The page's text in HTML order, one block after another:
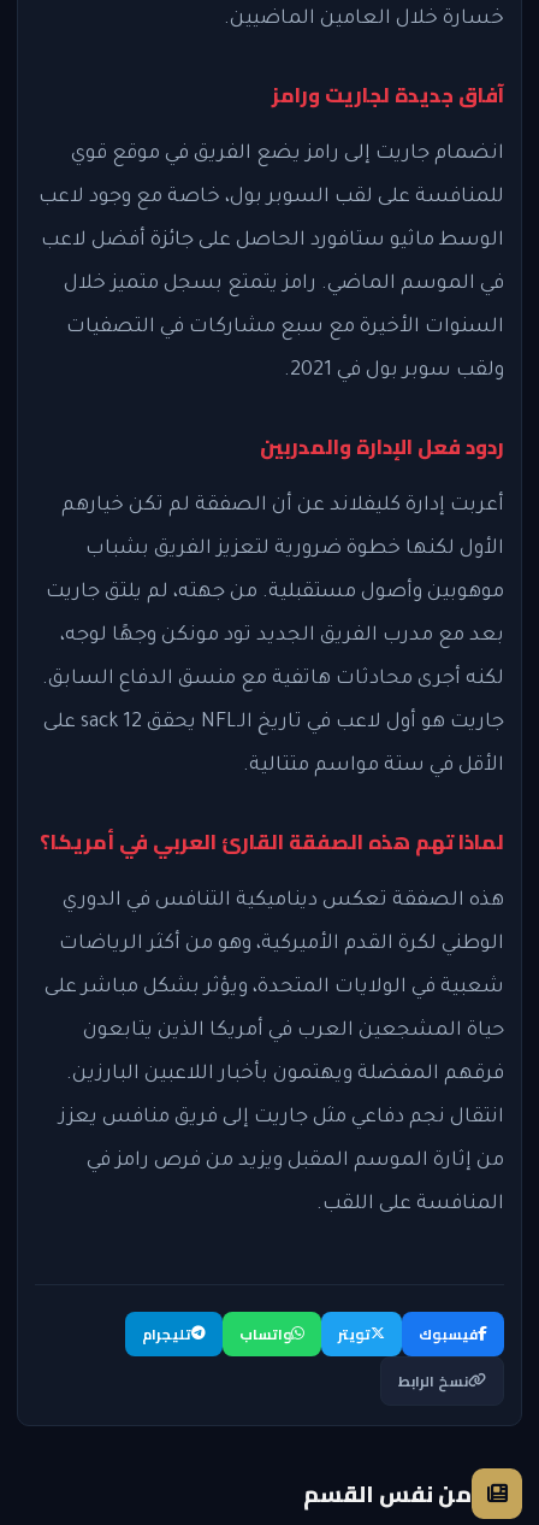
خسارة خلال العامين الماضيين.
آفاق جديدة لجاريت ورامز
انضمام جاريت إلى رامز يضع الفريق في موقع قوي
للمنافسة على لقب السوبر بول، خاصة مع وجود لاعب
الوسط ماثيو ستافورد الحاصل على جائزة أفضل لاعب
في الموسم الماضي. رامز يتمتع بسجل متميز خلال
السنوات الأخيرة مع سبع مشاركات في التصفيات
ولقب سوبر بول في 2021.
ردود فعل الإدارة والمدربين
أعربت إدارة كليفلاند عن أن الصفقة لم تكن خيارهم
الأول لكنها خطوة ضرورية لتعزيز الفريق بشباب
موهوبين وأصول مستقبلية. من جهته، لم يلتق جاريت
بعد مع مدرب الفريق الجديد تود مونكن وجهًا لوجه،
لكنه أجرى محادثات هاتفية مع منسق الدفاع السابق.
جاريت هو أول لاعب في تاريخ الـNFL يحقق 12 sack على
الأقل في ستة مواسم متتالية.
لماذا تهم هذه الصفقة القارئ العربي في أمريكا؟
هذه الصفقة تعكس ديناميكية التنافس في الدوري
الوطني لكرة القدم الأميركية، وهو من أكثر الرياضات
شعبية في الولايات المتحدة، ويؤثر بشكل مباشر على
حياة المشجعين العرب في أمريكا الذين يتابعون
فرقهم المفضلة ويهتمون بأخبار اللاعبين البارزين.
انتقال نجم دفاعي مثل جاريت إلى فريق منافس يعزز
من إثارة الموسم المقبل ويزيد من فرص رامز في
المنافسة على اللقب.
فيسبوك تويتر واتساب
تليجرام
نسخ الرابط
من نفس القسم